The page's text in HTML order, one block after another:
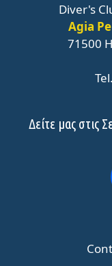
Diver's
Agia
71500
Tel.
Δείτε μας στις